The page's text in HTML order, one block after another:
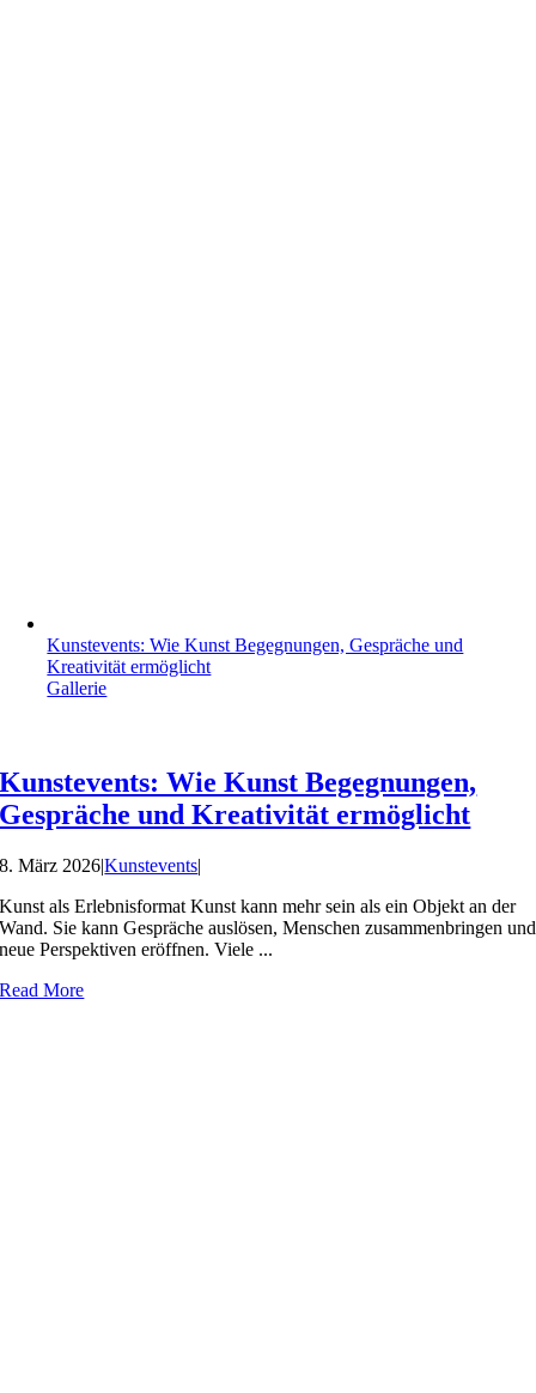
Kunstevents: Wie Kunst Begegnungen, Gespräche und
Kreativität ermöglicht
Gallerie
Kunstevents: Wie Kunst Begegnungen,
Gespräche und Kreativität ermöglicht
8. März 2026|Kunstevents|
Kunst als Erlebnisformat Kunst kann mehr sein als ein Objekt an der
Wand. Sie kann Gespräche auslösen, Menschen zusammenbringen und
neue Perspektiven eröffnen. Viele ...
Read More